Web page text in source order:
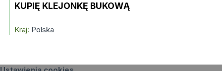
KUPIĘ KLEJONKĘ BUKOWĄ
Kraj: Polska